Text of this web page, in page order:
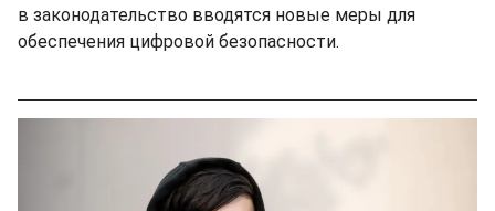
в законодательство вводятся новые меры для
обеспечения цифровой безопасности.